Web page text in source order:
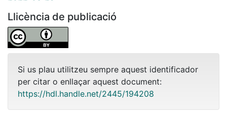
Llicència de publicació
Si us plau utilitzeu sempre aquest identificador
per citar o enllaçar aquest document:
https://hdl.handle.net/2445/194208